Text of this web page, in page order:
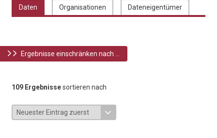
Daten Organisationen Dateneigentümer
Ergebnisse einschränken nach ...
109 Ergebnissesortieren nach